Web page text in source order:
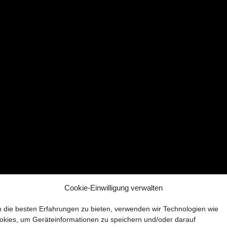
Cookie-Einwilligung verwalten
die besten Erfahrungen zu bieten, verwenden wir Technologien wie
um Geräteinformationen zu speichern und/oder darauf